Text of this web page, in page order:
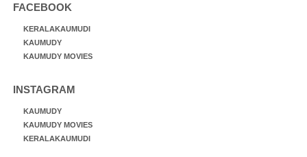
FACEBOOK
KERALAKAUMUDI
KAUMUDY
KAUMUDY MOVIES
INSTAGRAM
KAUMUDY
KAUMUDY MOVIES
KERALAKAUMUDI